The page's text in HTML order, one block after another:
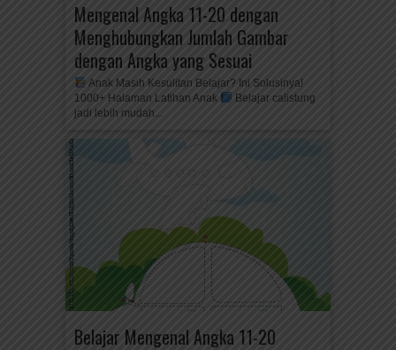
Mengenal Angka 11-20 dengan
Menghubungkan Jumlah Gambar
dengan Angka yang Sesuai
Anak Masih Kesulitan Belajar? Ini Solusinya!
1000+ Halaman Latihan Anak
Belajar calistung
jadi lebih mudah...
Belajar Mengenal Angka 11-20